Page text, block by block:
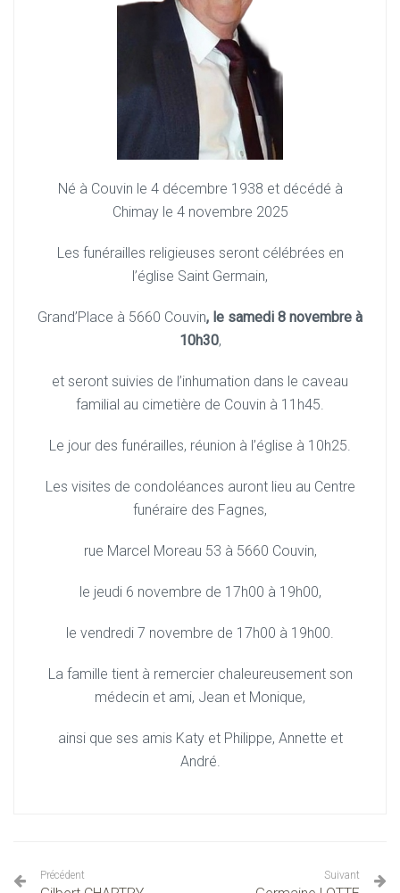
Né à Couvin le 4 décembre 1938 et décédé à
Chimay le 4 novembre 2025
Les funérailles religieuses seront célébrées en
l’église Saint Germain,
Grand’Place à 5660 Couvin, le samedi 8 novembre à
10h30,
et seront suivies de l’inhumation dans le caveau
familial au cimetière de Couvin à 11h45.
Le jour des funérailles, réunion à l’église à 10h25.
Les visites de condoléances auront lieu au Centre
funéraire des Fagnes,
rue Marcel Moreau 53 à 5660 Couvin,
le jeudi 6 novembre de 17h00 à 19h00,
le vendredi 7 novembre de 17h00 à 19h00.
La famille tient à remercier chaleureusement son
médecin et ami, Jean et Monique,
ainsi que ses amis Katy et Philippe, Annette et
André.
Précédent Suivant